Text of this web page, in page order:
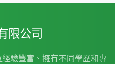
限公司
驗豐富、擁有不同學歷和專